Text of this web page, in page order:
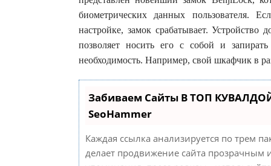
биометрических данных пользователя.
настройке, замок срабатывает.
позволяет носить его с собой и
необходимость. Например, свой шкафчик в
Забиваем Сайты В ТОП
SeoHammer
Каждая ссылка анализируется по трем
делает продвижение сайта прозрачным